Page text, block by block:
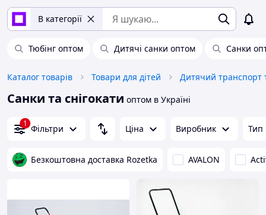
В категорії
Тюбінг оптом Дитячі санки оптом Санки
Каталог товарів Товари для дітей Дитячий транспорт
Санки та снігокати оптом в Україні
1 Фільтри Ціна Виробник Тип
Безкоштовна доставка Rozetka AVALON